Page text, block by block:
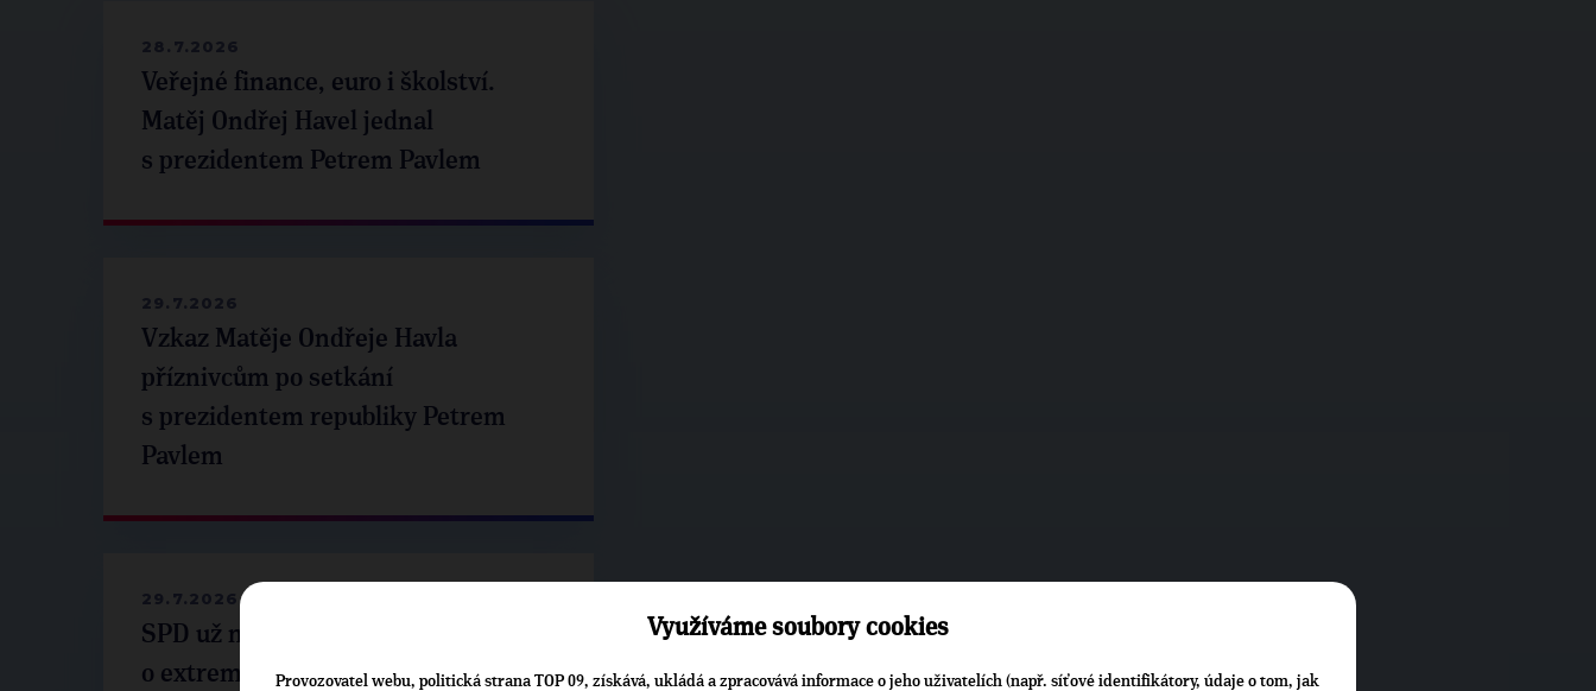
28.7.2026
Veřejné finance, euro i školství.
Matěj Ondřej Havel jednal
s prezidentem Petrem Pavlem
29.7.2026
Vzkaz Matěje Ondřeje Havla
příznivcům po setkání
s prezidentem republiky Petrem
Pavlem
29.7.2026
SPD už není ve zprávě
o extremismu. Pospíšil: Je tu pachuť
Využíváme soubory cookies
Provozovatel webu, politická strana TOP 09, získává, ukládá a zpracovává informace o jeho uživatelích (např. síťové identifikátory, údaje o tom, jak